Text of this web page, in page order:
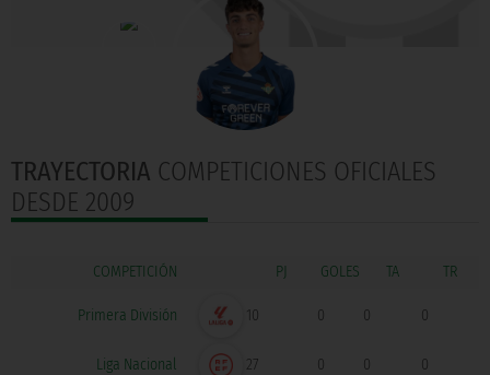
TRAYECTORIA COMPETICIONES OFICIALES
DESDE 2009
COMPETICIÓN GOLES
Primera División 10 0 0 0
Liga Nacional 27 0 0 0